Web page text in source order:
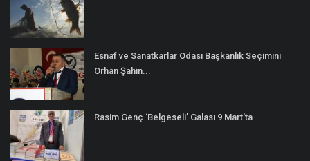
Esnaf ve Sanatkarlar Odası Başkanlık Seçimini
Orhan Şahin...
Rasim Genç ‘Belgeseli’ Galası 9 Mart'ta